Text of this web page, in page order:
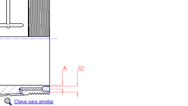
Clique para ampliar